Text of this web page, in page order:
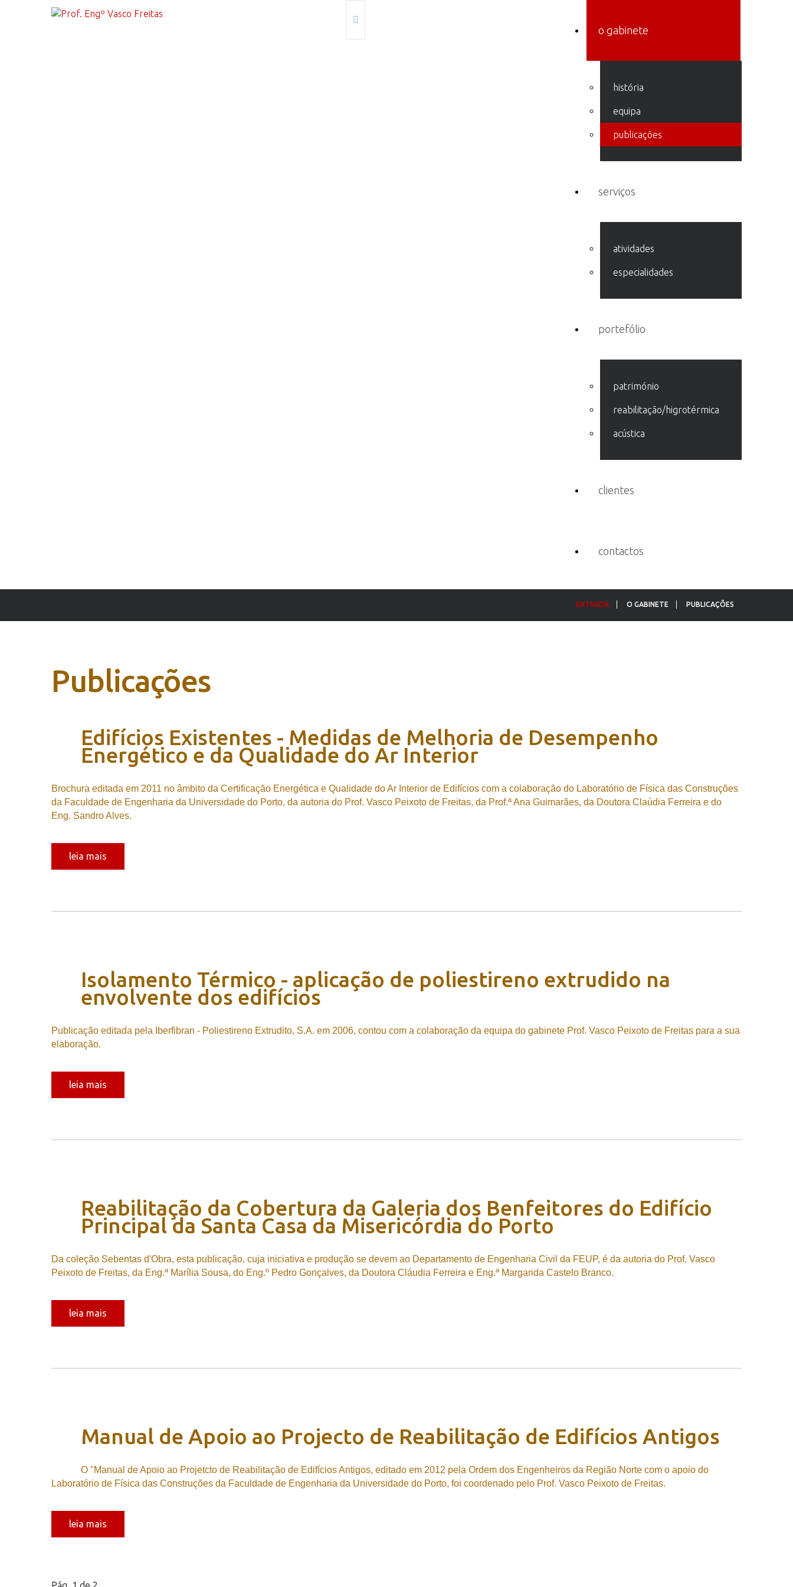
o gabinete
história
equipa
publicações
serviços
atividades
especialidades
portefólio
património
reabilitação/higrotérmica
acústica
clientes
contactos
ENTRADA O GABINETE PUBLICAÇÕES
Publicações
Edifícios Existentes - Medidas de Melhoria de Desempenho
Energético e da Qualidade do Ar Interior
Brochura editada em 2011 no âmbito da Certificação Energética e Qualidade do Ar Interior de Edifícios com a colaboração do Laboratório de Física das Construções
da Faculdade de Engenharia da Universidade do Porto, da autoria do Prof. Vasco Peixoto de Freitas, da Prof.ª Ana Guimarães, da Doutora Claúdia Ferreira e do
Eng. Sandro Alves.
leia mais
Isolamento Térmico - aplicação de poliestireno extrudido na
envolvente dos edifícios
Publicação editada pela Iberfibran - Poliestireno Extrudito, S.A. em 2006, contou com a colaboração da equipa do gabinete Prof. Vasco Peixoto de Freitas para a sua
elaboração.
leia mais
Reabilitação da Cobertura da Galeria dos Benfeitores do Edifício
Principalda Santa Casa da Misericórdia do Porto
Da coleção Sebentas d'Obra, esta publicação, cuja iniciativa e produção se devem ao Departamento de Engenharia Civil da FEUP, é da autoria do Prof. Vasco
Peixoto de Freitas, da Eng.ª Marília Sousa, do Eng.º Pedro Gonçalves, da Doutora Cláudia Ferreira e Eng.ª Margarida Castelo Branco.
leia mais
Manual de Apoio ao Projecto de Reabilitação de Edifícios Antigos
O "Manual de Apoio ao Projetcto de Reabilitação de Edifícios Antigos, editado em 2012 pela Ordem dos Engenheiros da Região Norte com o apoio do
Laboratório de Física das Construções da Faculdade de Engenharia da Universidade do Porto, foi coordenado pelo Prof. Vasco Peixoto de Freitas.
leia mais